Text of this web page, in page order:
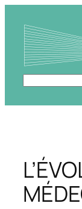
contenu
Rechercher